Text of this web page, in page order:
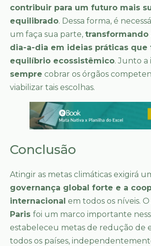
contribuir para um futuro mais
equilibrado. Dessa forma, é
um faça sua parte,
dia-a-dia em ideias práticas
equilíbrio ecossistêmico. Junto a
sempre cobrar os órgãos
viabilizar tais escolhas.
Conclusão
Atingir as metas climáticas exigirá
governança global forte e a
internacional em todos os níveis. O
Paris foi um marco importante
estabeleceu metas de redução de
todos os países,